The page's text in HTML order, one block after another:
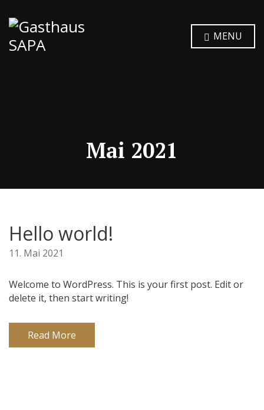
MENU
Mai 2021
Hello world!
11. Mai 2021
Welcome to WordPress. This is your first post. Edit or
delete it, then start writing!
Read More